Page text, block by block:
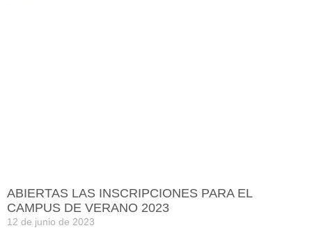
ABIERTAS LAS INSCRIPCIONES PARA EL
CAMPUS DE VERANO 2023
12 de junio de 2023